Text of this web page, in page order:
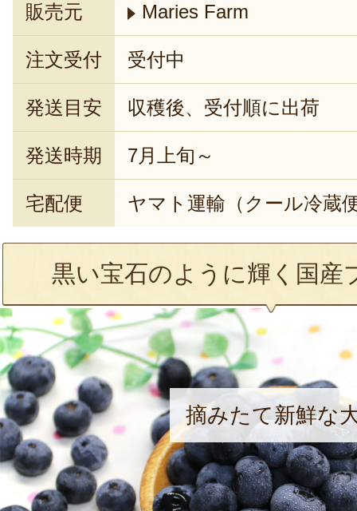
販売元 Maries Farm
注文受付 受付中
発送目安 収穫後、受付順に出荷
発送時期 7月上旬～
宅配便 ヤマト運輸（クール冷蔵
黒い宝石のように輝く国産
摘みたて新鮮な